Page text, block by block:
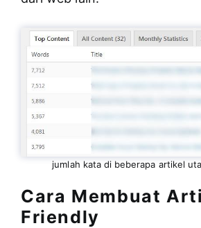
jumlah kata di beberapa artikel
Cara Membuat
Friendly